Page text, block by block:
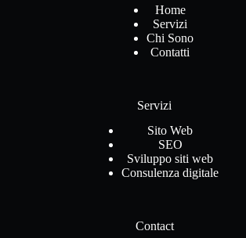
Home
Servizi
Chi Sono
Contatti
Servizi
Sito Web
SEO
Sviluppo siti web
Consulenza digitale
Contact